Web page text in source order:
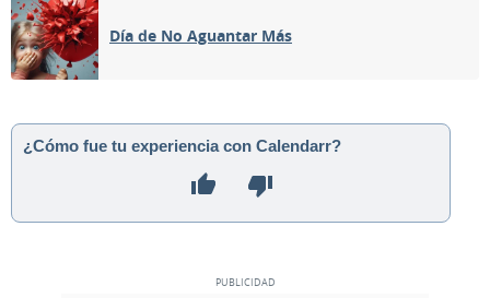
Día de No Aguantar Más
¿Cómo fue tu experiencia con Calendarr?